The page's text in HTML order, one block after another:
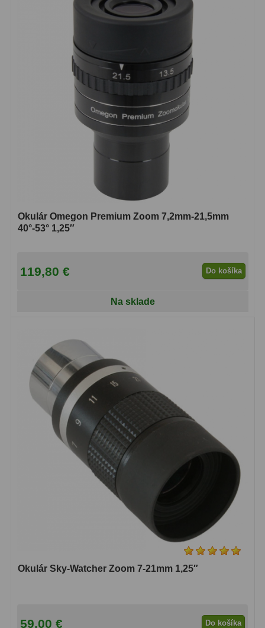
Okulár Omegon Premium Zoom 7,2mm-21,5mm
40°-53° 1,25″
119,80 € Do košíka
Na sklade
Okulár Sky-Watcher Zoom 7-21mm 1,25″
59,00 € Do košíka